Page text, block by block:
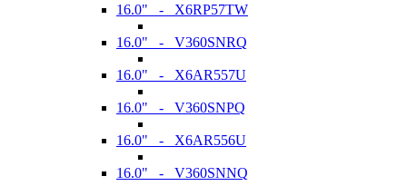
16.0" - X6RP57TW
16.0" - V360SNRQ
16.0" - X6AR557U
16.0" - V360SNPQ
16.0" - X6AR556U
16.0" - V360SNNQ